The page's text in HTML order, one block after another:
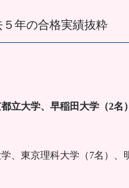
年の合格実績抜粋
立大学、早稲田大学（2
、東京理科大学（7名）